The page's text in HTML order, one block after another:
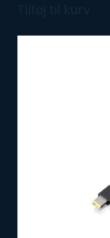
Tilføj til kurv